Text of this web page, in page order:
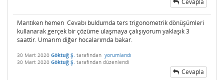
Mantıken hemen Cevabı buldumda ters trigonometrik dönüşümleri
kullanarak gerçek bir çözüme ulaşmaya çalışıyorum yaklaşık 3
saattir. Umarım diğer hocalarımda bakar.
30 Mart 2020 Göktuğ Ş. tarafından yorumlandı
30 Mart 2020 Göktuğ Ş. tarafından düzenlendi
Cevapla